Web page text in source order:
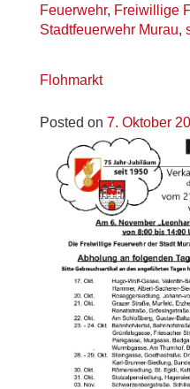
Feuerwehr, Freiwillige
Stadtfeuerwehr Murau,
Flohmarkt
Posted on 7. Oktober